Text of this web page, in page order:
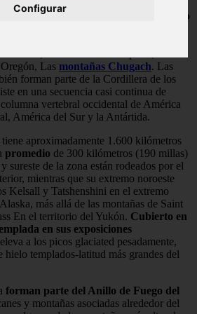
Configurar
forman parte de un sistema montañoso
de la Costa del Pacífico
Pacífico, que incluye la Cordillera de las
Las montañas Chugach. Las
forman parte de la Cordillera de los
en una secuencia casi continua de
vertebral occidental de América
América del Sur y la Antártida.
aproximadamente 1.600 kilómetros
promedio de 300 kilómetros (190 millas)
sureste de la zona están rodeados por el
mientras que su extremo noroeste
Kelsall y Tatshenshini en el extremo
más allá de las montañas de Saint
En el territorio del Yukón. Cubierto en
en sus exposiciones
a los picos glaciated pesadamente,
hielo templados-latitud más grandes del
forman parte del Anillo de Fuego del
y montañas asociadas alrededor del